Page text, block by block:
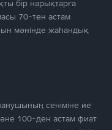
бір нарықтарға
70-тен астам
мәнінде жаһандық
сеніміне ие
100-ден астам фиат